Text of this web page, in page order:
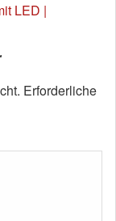
LED |
Erforderliche